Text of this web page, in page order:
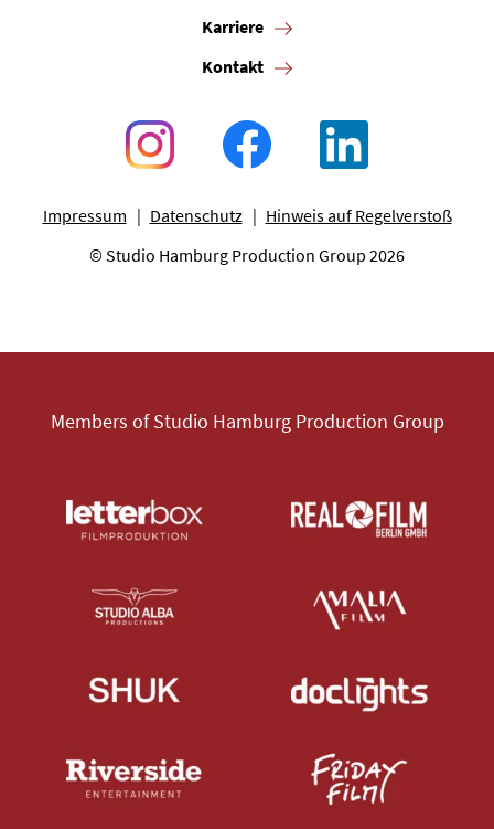
Karriere
Kontakt
Impressum Datenschutz
Hinweis auf Regelverstoß
© Studio Hamburg Production Group 2026
Members of Studio Hamburg Production Group